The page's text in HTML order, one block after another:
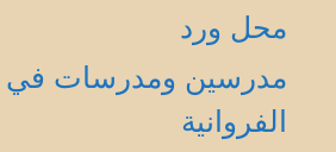
محل ورد
مدرسين ومدرسات في
الفروانية